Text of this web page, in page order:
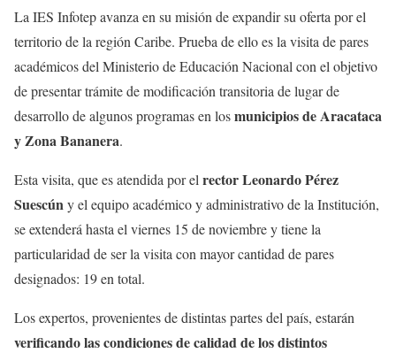
La IES Infotep avanza en su misión de expandir su oferta por el
territorio de la región Caribe. Prueba de ello es la visita de pares
académicos del Ministerio de Educación Nacional con el objetivo
de presentar trámite de modificación transitoria de lugar de
desarrollo de algunos programas en losmunicipios de Aracataca
y Zona Bananera.
Esta visita, que es atendida por el rector Leonardo Pérez
Suescúny el equipo académico y administrativo de la Institución,
se extenderá hasta el viernes 15 de noviembre y tiene la
particularidad de ser la visita con mayor cantidad de pares
designados: 19 en total.
Los expertos, provenientes de distintas partes del país, estarán
verificando las condiciones de calidad de los distintos